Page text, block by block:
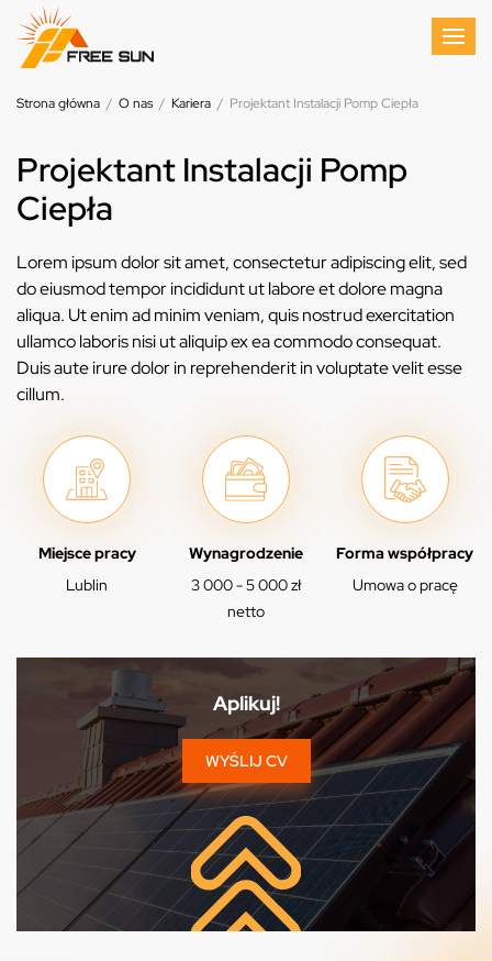
Strona główna / O nas / Kariera / Projektant Instalacji Pomp Ciepła
Projektant Instalacji Pomp
Ciepła
Lorem ipsum dolor sit amet, consectetur adipiscing elit, sed
do eiusmod tempor incididunt ut labore et dolore magna
aliqua. Ut enim ad minim veniam, quis nostrud exercitation
ullamco laboris nisi ut aliquip ex ea commodo consequat.
Duis aute irure dolor in reprehenderit in voluptate velit esse
cillum.
Miejsce pracy
Lublin
Wynagrodzenie
3 000 - 5 000 zł
netto
Forma współpracy
Umowa o pracę
Aplikuj!
WYŚLIJ CV